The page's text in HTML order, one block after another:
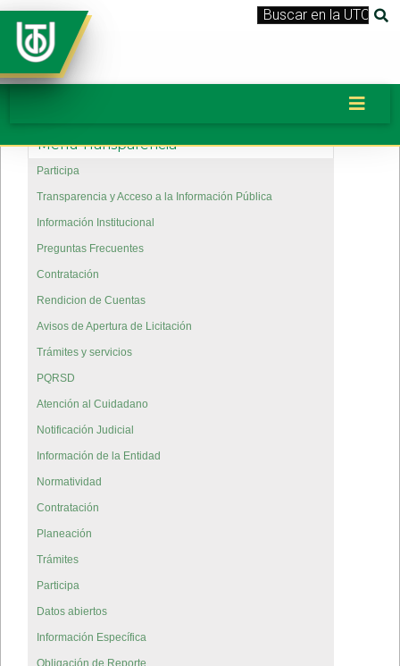
Menu Transparencia
Participa
Transparencia y Acceso a la Información Pública
Información Institucional
Preguntas Frecuentes
Contratación
Rendicion de Cuentas
Avisos de Apertura de Licitación
Trámites y servicios
PQRSD
Atención al Cuidadano
Notificación Judicial
Información de la Entidad
Normatividad
Contratación
Planeación
Trámites
Participa
Datos abiertos
Información Específica